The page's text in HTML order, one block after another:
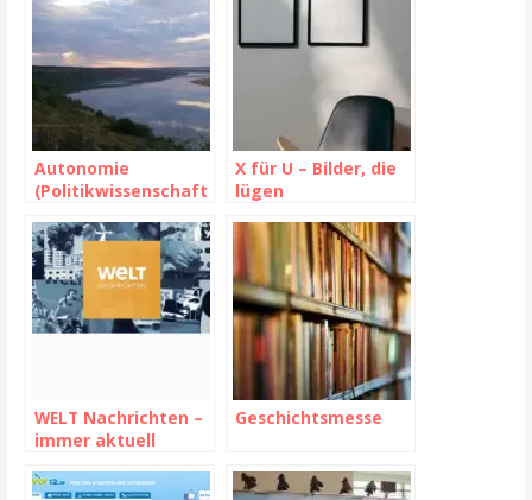
Autonomie
(Politikwissenschaft
X für U – Bilder, die
lügen
WELT Nachrichten –
immer aktuell
Geschichtsmesse